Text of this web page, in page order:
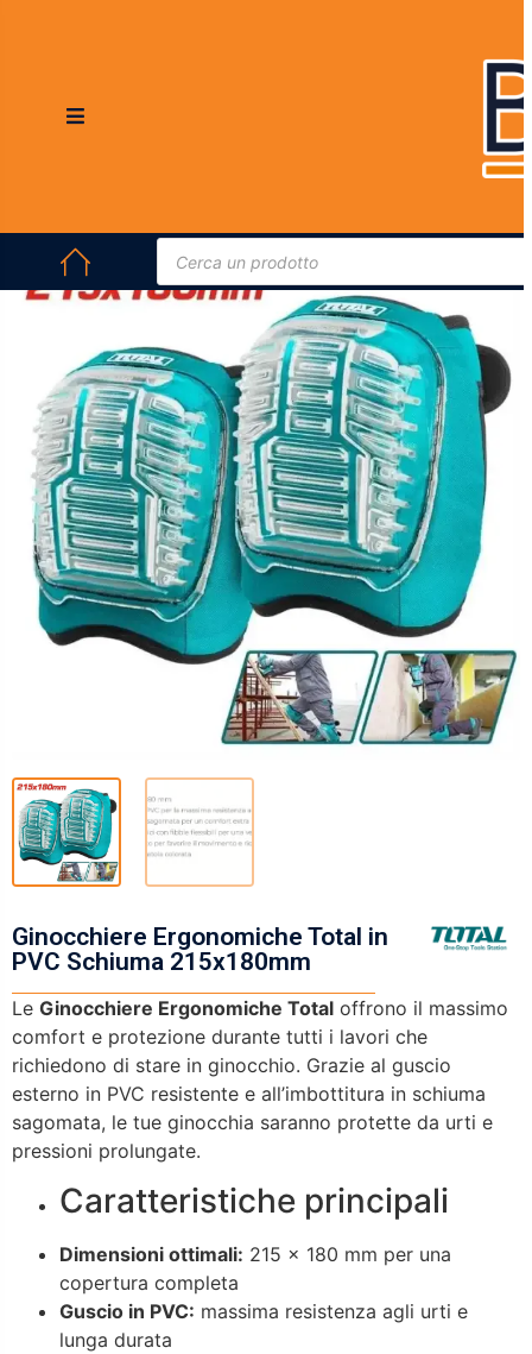
GUANTI E PROTEZIONI
Ginocchiere Ergonomiche Total in
PVC Schiuma 215x180mm
Le Ginocchiere Ergonomiche Total offrono il massimo
comfort e protezione durante tutti i lavori che
richiedono di stare in ginocchio. Grazie al guscio
esterno in PVC resistente e all’imbottitura in schiuma
sagomata, le tue ginocchia saranno protette da urti e
pressioni prolungate.
Caratteristiche principali
Dimensioni ottimali: 215 × 180 mm per una
copertura completa
Guscio in PVC: massima resistenza agli urti e
lunga durata